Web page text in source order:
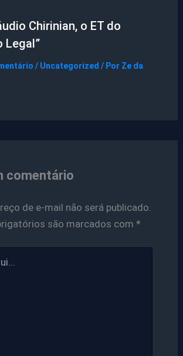
Chirinian, o ET do
Legal”
/ Uncategorized / Por Ze da
comentário
de e-mail não será publicado.
são marcados com *